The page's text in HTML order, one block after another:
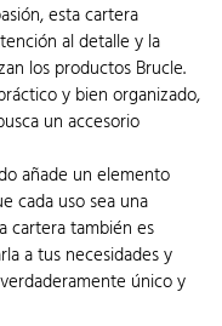
esta cartera
al detalle y la
los productos Brucle.
y bien organizado,
un accesorio
añade un elemento
cada uso sea una
cartera también es
a tus necesidades y
único y